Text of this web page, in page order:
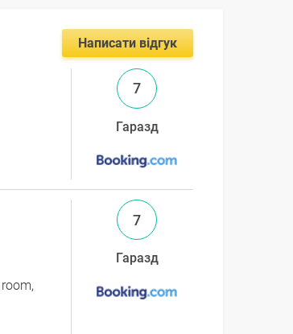
Написати відгук
7
Гаразд
7
Гаразд